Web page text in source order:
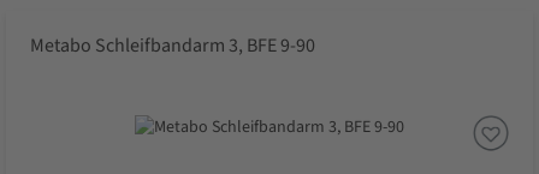
Metabo Schleifbandarm 3, BFE 9-90